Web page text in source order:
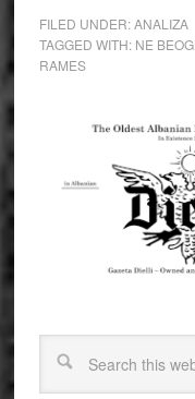
FILED UNDER:ANALIZA
TAGGED WITH: NE
RAMES